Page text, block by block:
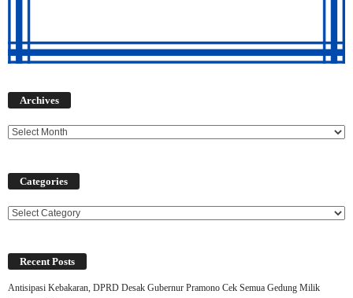
Archives
Categories
Categories
Recent Posts
Antisipasi Kebakaran, DPRD Desak Gubernur Pramono Cek Semua Gedung Milik